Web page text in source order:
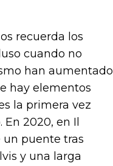
recuerda los
cuando no
han aumentado
hay elementos
la primera vez
2020, en Il
un puente tras
y una larga